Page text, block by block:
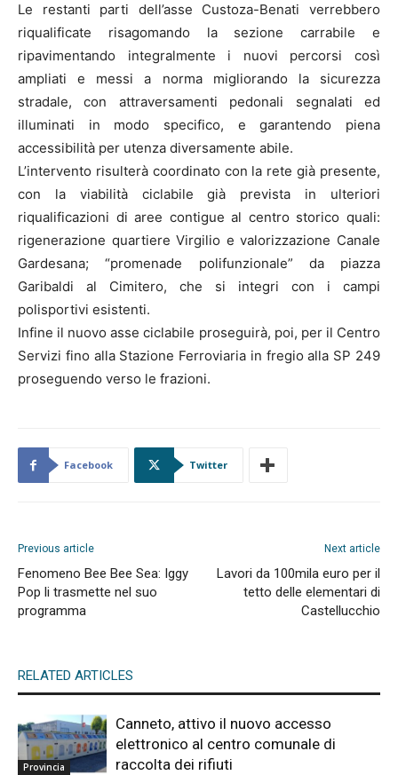
Le restanti parti dell’asse Custoza-Benati verrebbero
riqualificate risagomando la sezione carrabile e
ripavimentando integralmente i nuovi percorsi così
ampliati e messi a norma migliorando la sicurezza
stradale, con attraversamenti pedonali segnalati ed
illuminati in modo specifico, e garantendo piena
accessibilità per utenza diversamente abile.
L’intervento risulterà coordinato con la rete già presente,
con la viabilità ciclabile già prevista in ulteriori
riqualificazioni di aree contigue al centro storico quali:
rigenerazione quartiere Virgilio e valorizzazione Canale
Gardesana; “promenade polifunzionale” da piazza
Garibaldi al Cimitero, che si integri con i campi
polisportivi esistenti.
Infine il nuovo asse ciclabile proseguirà, poi, per il Centro
Servizi fino alla Stazione Ferroviaria in fregio alla SP 249
proseguendo verso le frazioni.
Facebook Twitter
Previous article
Fenomeno Bee Bee Sea: Iggy
Pop li trasmette nel suo
programma
Next article
Lavori da 100mila euro per il
tetto delle elementari di
Castellucchio
RELATED ARTICLES
Provincia
Canneto, attivo il nuovo accesso
elettronico al centro comunale di
raccolta dei rifiuti